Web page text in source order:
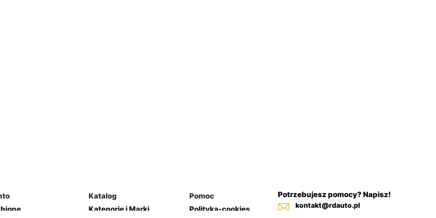
Katalog
Kategorie i Marki
Pomoc
Polityka-cookies
Potrzebujesz pomocy? Napisz!
kontakt@rdauto.pl